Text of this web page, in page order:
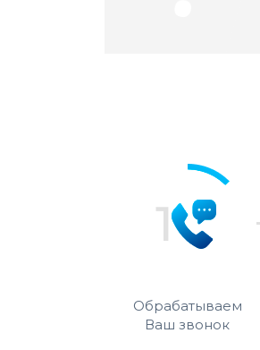
Обрабатываем
Ваш звонок